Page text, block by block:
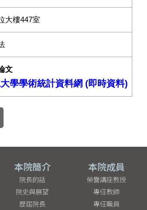
大樓447室
文
學學術統計資料網 (即時資料)
本院簡介
院長的話
院史與展望
歷屆院長
本院成員
榮譽講座教授
專任教師
專任職員